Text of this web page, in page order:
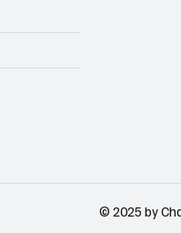
© 2025 by